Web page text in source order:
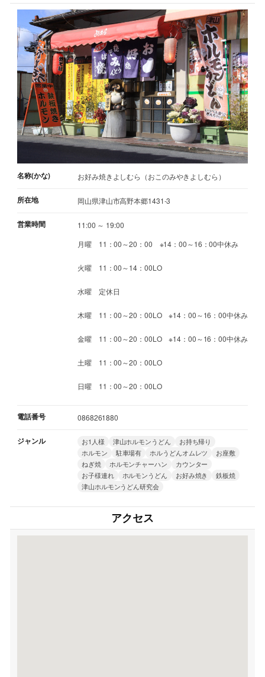
名称(かな) お好み焼きよしむら（おこのみやきよしむら）
所在地 岡山県津山市高野本郷1431-3
営業時間
11:00 ～ 19:00
月曜 11：00～20：00 ※14：00～16：00中休み
火曜 11：00～14：00LO
水曜 定休日
木曜 11：00～20：00LO ※14：00～16：00中休み
金曜 11：00～20：00LO ※14：00～16：00中休み
土曜 11：00～20：00LO
日曜 11：00～20：00LO
電話番号 0868261880
ジャンル お1人様 津山ホルモンうどん
お持ち帰り
ホルモン
駐車場有 ホルうどんオムレツ
お座敷
ねぎ焼
ホルモンチャーハン
カウンター
お子様連れ
ホルモンうどん お好み焼き
鉄板焼
津山ホルモンうどん研究会
アクセス